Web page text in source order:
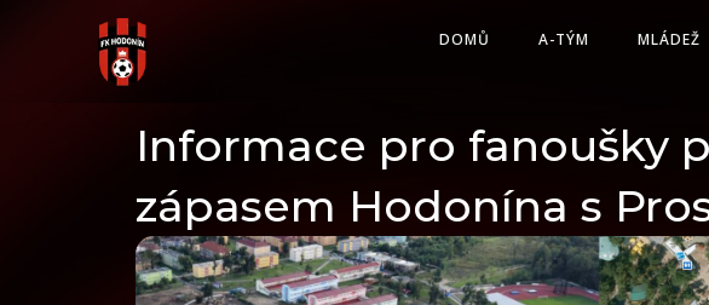
DOMŮ A-TÝM MLÁDEŽ
Informace pro fanoušky
zápasem Hodonína s